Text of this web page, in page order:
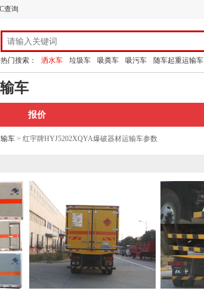
查询
热门搜索： 洒水车 垃圾车 吸粪车 吸污车 随车起重运输车
车
报价
车 > 红宇牌HYJ5202XQYA爆破器材运输车参数